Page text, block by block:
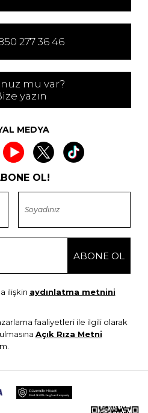
277 36 46
mu var?
yazın
MEDYA
OL!
ilişkin aydınlatma metnini
faaliyetleri ile ilgili olarak
Açık Rıza Metni